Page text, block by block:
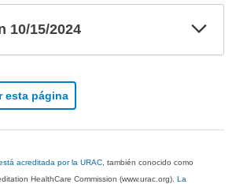
10/15/2024
esta página
acreditada por la URAC , también conocido como
HealthCare Commission (www.urac.org).La